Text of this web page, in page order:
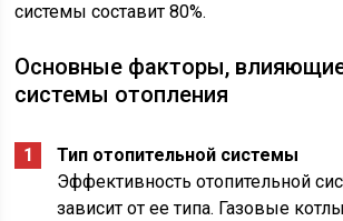
системы составит 80%.
Основные факторы,
системы отопления
Тип отопительной системы
Эффективность отопительной
зависит от ее типа. Газовые